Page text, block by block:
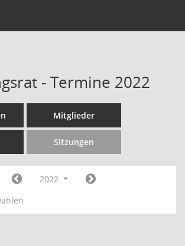
- Termine 2022
Mitglieder
Sitzungen
2022